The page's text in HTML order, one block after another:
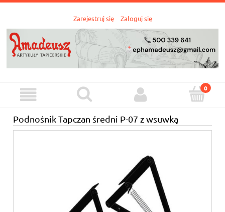
Zarejestruj się Zaloguj się
Podnośnik Tapczan średni P-07 z wsuwką